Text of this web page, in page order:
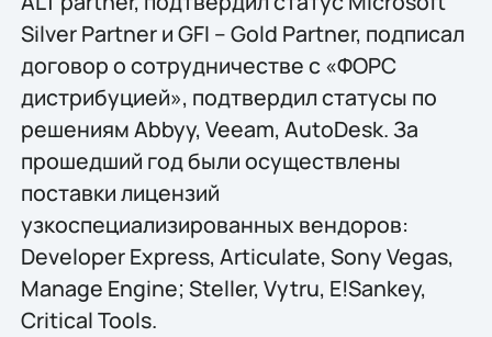
Silver Partner и GFI – Gold Partner, подписал
договор о сотрудничестве с «ФОРС
дистрибуцией», подтвердил статусы по
решениям Abbyy, Veeam, AutoDesk. За
прошедший год были осуществлены
поставки лицензий
узкоспециализированных вендоров:
Developer Express, Articulate, Sony Vegas,
Manage Engine; Steller, Vytru, E!Sankey,
Critical Tools.